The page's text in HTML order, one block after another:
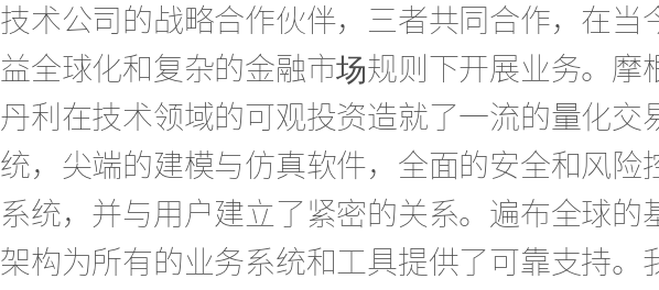
技术公司的战略合作伙伴，三者共同合作，在当
益全球化和复杂的金融市场规则下开展业务。摩
丹利在技术领域的可观投资造就了一流的量化交
统，尖端的建模与仿真软件，全面的安全和风险
系统，并与用户建立了紧密的关系。遍布全球的
架构为所有的业务系统和工具提供了可靠支持。